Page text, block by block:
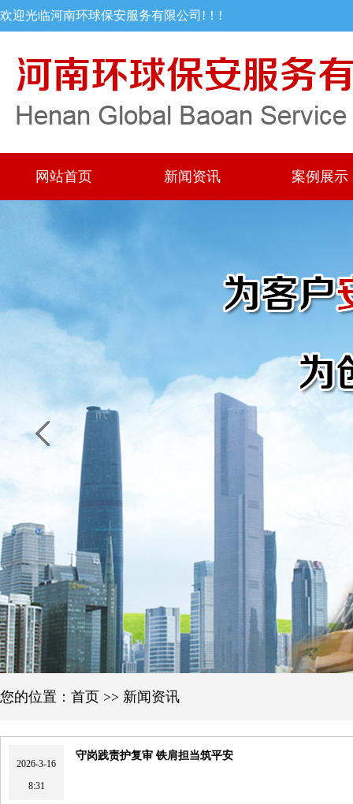
欢迎光临河南环球保安服务有限公司!！!
网站首页 新闻资讯 案例展示
您的位置： 首页 >> 新闻资讯
守岗践责护复审 铁肩担当筑平安
2026-3-16
8:31